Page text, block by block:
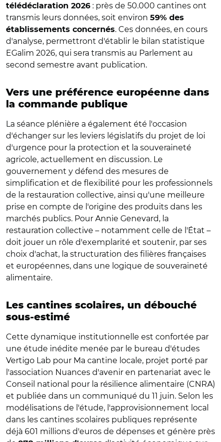
télédéclaration 2026 : près de 50.000 cantines ont
transmis leurs données, soit environ 59% des
établissements concernés. Ces données, en cours
d'analyse, permettront d'établir le bilan statistique
EGalim 2026, qui sera transmis au Parlement au
second semestre avant publication.
Vers une préférence européenne dans
la commande publique
La séance plénière a également été l'occasion
d'échanger sur les leviers législatifs du projet de loi
d'urgence pour la protection et la souveraineté
agricole, actuellement en discussion. Le
gouvernement y défend des mesures de
simplification et de flexibilité pour les professionnels
de la restauration collective, ainsi qu'une meilleure
prise en compte de l'origine des produits dans les
marchés publics. Pour Annie Genevard, la
restauration collective – notamment celle de l'État –
doit jouer un rôle d'exemplarité et soutenir, par ses
choix d'achat, la structuration des filières françaises
et européennes, dans une logique de souveraineté
alimentaire.
Les cantines scolaires, un débouché
sous-estimé
Cette dynamique institutionnelle est confortée par
une étude inédite menée par le bureau d'études
Vertigo Lab pour Ma cantine locale, projet porté par
l'association Nuances d'avenir en partenariat avec le
Conseil national pour la résilience alimentaire (CNRA)
et publiée dans un communiqué du 11 juin. Selon les
modélisations de l'étude, l'approvisionnement local
dans les cantines scolaires publiques représente
déjà 601 millions d'euros de dépenses et génère près